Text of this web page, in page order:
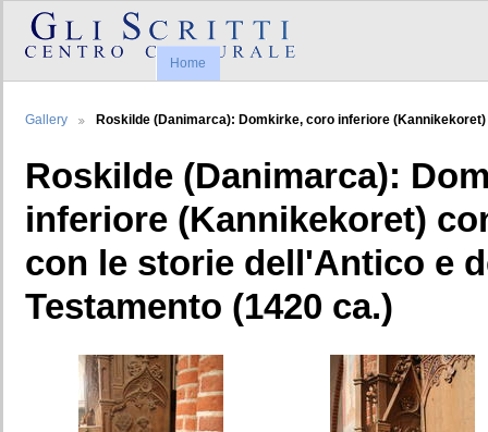
Home
Gallery Roskilde (Danimarca): Domkirke, coro inferiore
Roskilde (Danimarca):
inferiore (Kannikekoret)
con le storie dell'Antico e
Testamento (1420 ca.)